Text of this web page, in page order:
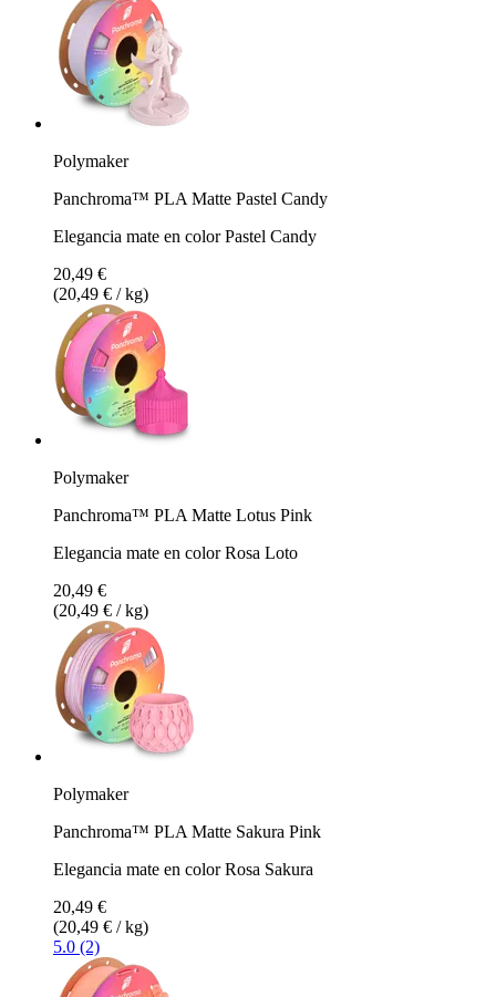
Polymaker
Panchroma™ PLA Matte Pastel Candy
Elegancia mate en color Pastel Candy
20,49 €
(20,49 € / kg)
Polymaker
Panchroma™ PLA Matte Lotus Pink
Elegancia mate en color Rosa Loto
20,49 €
(20,49 € / kg)
Polymaker
Panchroma™ PLA Matte Sakura Pink
Elegancia mate en color Rosa Sakura
20,49 €
(20,49 € / kg)
5.0 (2)